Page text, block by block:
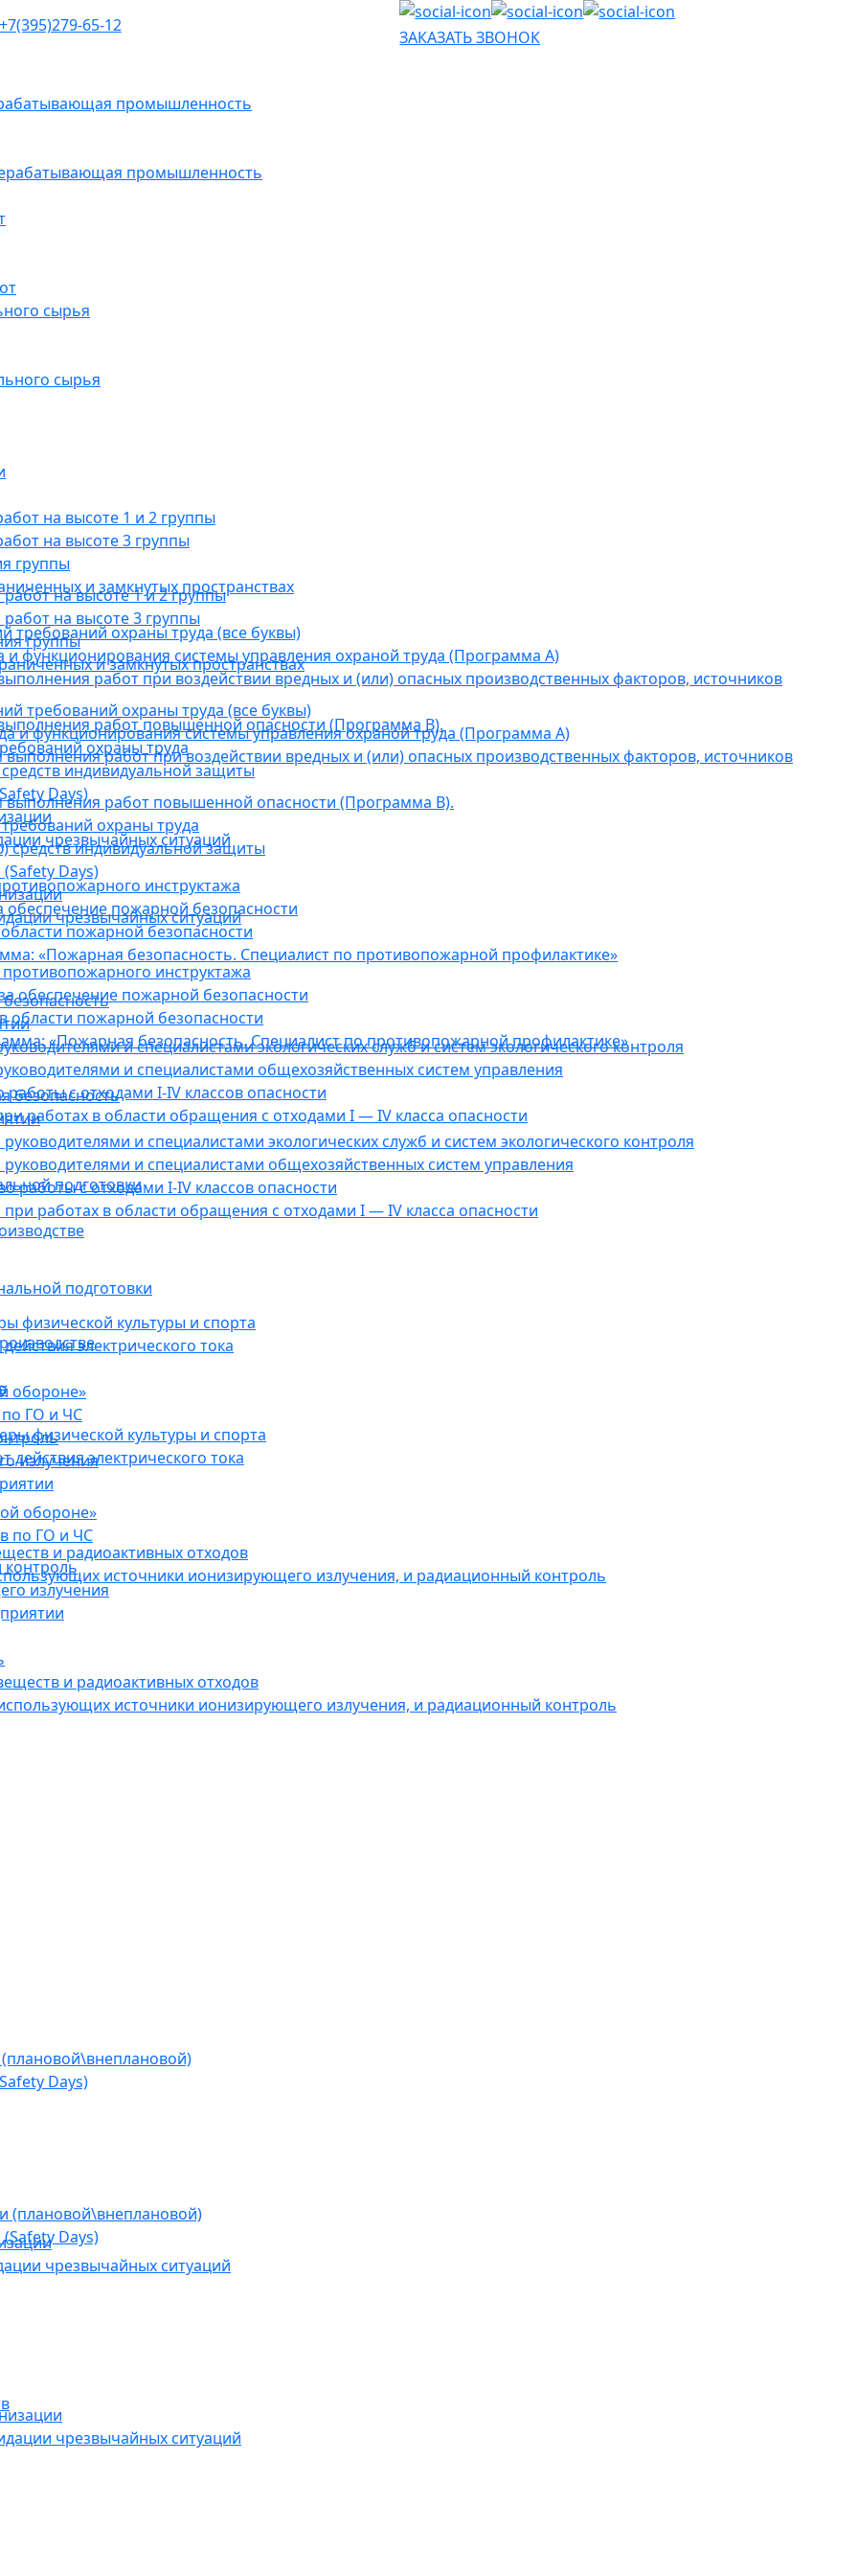
промышленность
сырья
на высоте 1 и 2 группы
на высоте 3 группы
группы
и замкнутых пространствах
требований охраны труда (все буквы)
функционирования системы управления охраной труда (Программа А)
работ при воздействии вредных и (или) опасных производственных факторов, источников
работ повышенной опасности (Программа В).
охраны труда
индивидуальной защиты
Days)
чрезвычайных ситуаций
инструктажа
пожарной безопасности
пожарной безопасности
«Пожарная безопасность. Специалист по противопожарной профилактике»
и специалистами экологических служб и систем экологического контроля
и специалистами общехозяйственных систем управления
с отходами I-IV классов опасности
работах в области обращения с отходами I — IV класса опасности
подготовки
физической культуры и спорта
электрического тока
обороне»
ГО и ЧС
излучения
и радиоактивных отходов
источники ионизирующего излучения, и радиационный контроль
Days)
чрезвычайных ситуаций
+7(395)279-65-12
ЗАКАЗАТЬ ЗВОНОК
промышленность
сырья
на высоте 1 и 2 группы
на высоте 3 группы
группы
и замкнутых пространствах
требований охраны труда (все буквы)
и функционирования системы управления охраной труда (Программа А)
работ при воздействии вредных и (или) опасных производственных факторов, источников
работ повышенной опасности (Программа В).
охраны труда
индивидуальной защиты
Days)
чрезвычайных ситуаций
инструктажа
обеспечение пожарной безопасности
пожарной безопасности
«Пожарная безопасность. Специалист по противопожарной профилактике»
безопасность
и специалистами экологических служб и систем экологического контроля
и специалистами общехозяйственных систем управления
работы с отходами I-IV классов опасности
работах в области обращения с отходами I — IV класса опасности
подготовки
физической культуры и спорта
электрического тока
обороне»
по ГО и ЧС
контроль
излучения
и радиоактивных отходов
источники ионизирующего излучения, и радиационный контроль
(плановой\внеплановой)
Days)
чрезвычайных ситуаций